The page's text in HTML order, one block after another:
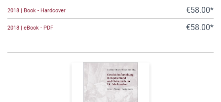
2018 | Book - Hardcover €58.00*
2018 | eBook - PDF €58.00*